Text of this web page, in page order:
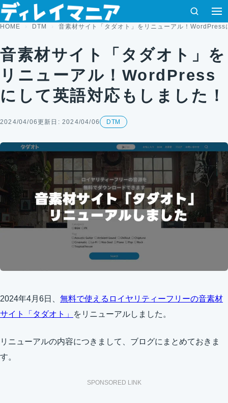
コンテンツへスキップ
検索
HOME DTM 音素材サイト「タダオト」をリニューアル！WordPress
音素材サイト「タダオト」を
リニューアル！WordPress
にして英語対応もしました！
2024/04/06更新日: 2024/04/06 DTM
2024年4月6日、 無料で使えるロイヤリティーフリーの音素材
サイト「タダオト」
をリニューアルしました。
リニューアルの内容につきまして、ブログにまとめておきま
す。
SPONSORED LINK